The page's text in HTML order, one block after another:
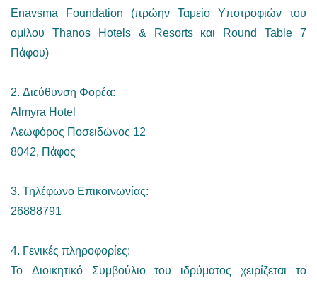
Enavsma Foundation (πρώην Ταμείο Υποτροφιών του
ομίλου Thanos Hotels & Resorts και Round Table 7
Πάφου)
2. Διεύθυνση Φορέα:
Almyra Hotel
Λεωφόρος Ποσειδώνος 12
8042, Πάφος
3. Τηλέφωνο Επικοινωνίας:
26888791
4. Γενικές πληροφορίες:
To Διοικητικό Συμβούλιο του ιδρύματος χειρίζεται το